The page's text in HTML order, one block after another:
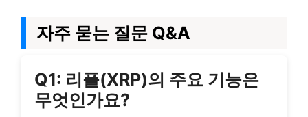
자주 묻는 질문 Q&A
Q1: 리플(XRP)의 주요 기능은
무엇인가요?